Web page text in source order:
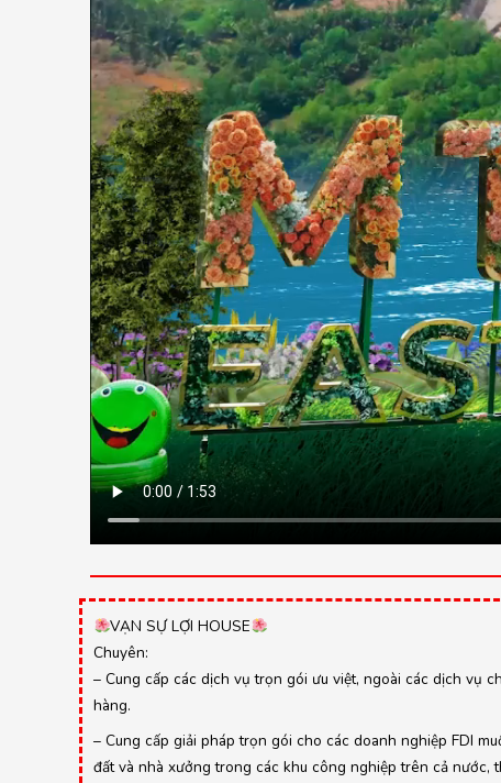
VẠN SỰ LỢI HOUSE
Chuyên:
– Cung cấp các dịch vụ trọn gói ưu việt, ngoài các dịch vụ
hàng.
– Cung cấp giải pháp trọn gói cho các doanh nghiệp FDI
đất và nhà xưởng trong các khu công nghiệp trên cả